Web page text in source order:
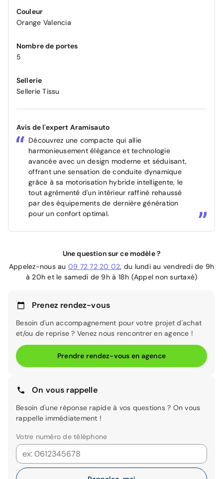
Couleur
Orange Valencia
Nombre de portes
5
Sellerie
Sellerie Tissu
Avis de l'expert Aramisauto
Découvrez une compacte qui allie
harmonieusement élégance et technologie
avancée avec un design moderne et séduisant,
offrant une sensation de conduite dynamique
grâce à sa motorisation hybride intelligente, le
tout agrémenté d'un intérieur raffiné rehaussé
par des équipements de dernière génération
pour un confort optimal.
Une question sur ce modèle ?
Appelez-nous au 09 72 72 20 02, du lundi au vendredi de 9h
à 20h et le samedi de 9h à 18h (Appel non surtaxé)
Prenez rendez-vous
Besoin d'un accompagnement pour votre projet d'achat
et/ou de reprise ? Venez nous rencontrer en agence !
Prendre rendez-vous en agence
On vous rappelle
Besoin d'une réponse rapide à vos questions ? On vous
rappelle immédiatement !
Votre numéro de téléphone